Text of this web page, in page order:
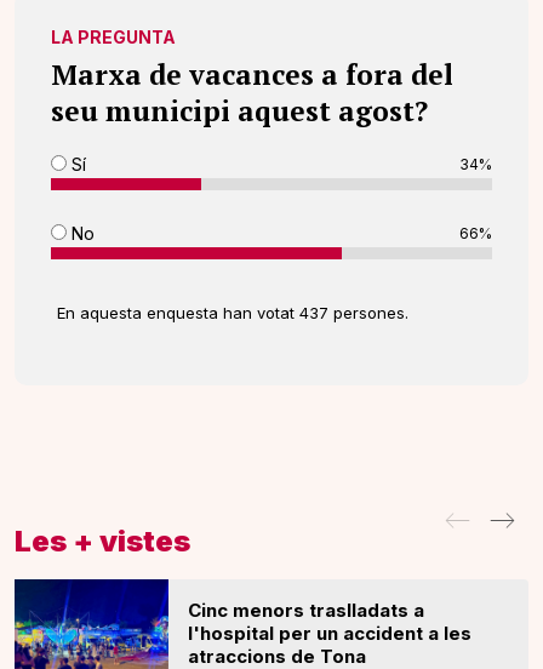
LA PREGUNTA
Marxa de vacances a fora del
seu municipi aquest agost?
Sí 34%
No 66%
En aquesta enquesta han votat 437 persones.
Les + vistes
Cinc menors traslladats a
l'hospital per un accident a les
atraccions de Tona